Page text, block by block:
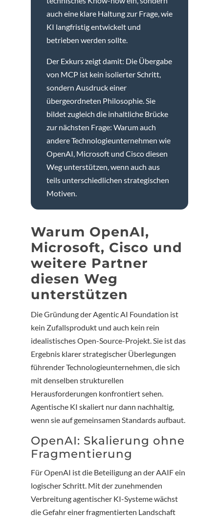
auch eine klare Haltung zur Frage, wie
KI langfristig entwickelt und
betrieben werden sollte.
Der Exkurs zeigt damit: Die Übergabe
von MCP ist kein isolierter Schritt,
sondern Ausdruck einer
übergeordneten Philosophie. Sie
bildet zugleich die inhaltliche Brücke
zur nächsten Frage: Warum auch
andere Technologieunternehmen wie
OpenAI, Microsoft und Cisco diesen
Weg unterstützen, wenn auch aus
teils unterschiedlichen strategischen
Motiven.
Warum OpenAI,
Microsoft, Cisco und
weitere Partner
diesen Weg
unterstützen
Die Gründung der Agentic AI Foundation ist
kein Zufallsprodukt und auch kein rein
idealistisches Open-Source-Projekt. Sie ist das
Ergebnis klarer strategischer Überlegungen
führender Technologieunternehmen, die sich
mit denselben strukturellen
Herausforderungen konfrontiert sehen.
Agentische KI skaliert nur dann nachhaltig,
wenn sie auf gemeinsamen Standards aufbaut.
OpenAI: Skalierung ohne
Fragmentierung
Für OpenAI ist die Beteiligung an der AAIF ein
logischer Schritt. Mit der zunehmenden
Verbreitung agentischer KI-Systeme wächst
die Gefahr einer fragmentierten Landschaft